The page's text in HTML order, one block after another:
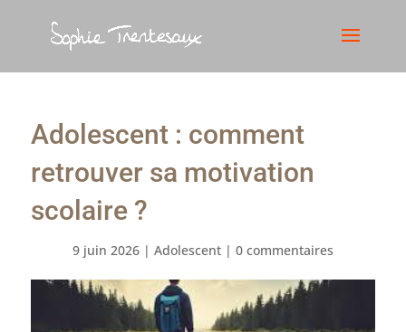
Adolescent : comment
retrouver sa motivation
scolaire ?
9 juin 2026| Adolescent| 0 commentaires